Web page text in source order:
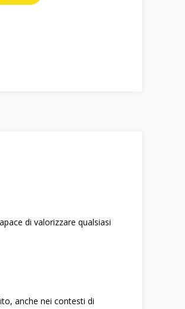
di valorizzare qualsiasi
anche nei contesti di